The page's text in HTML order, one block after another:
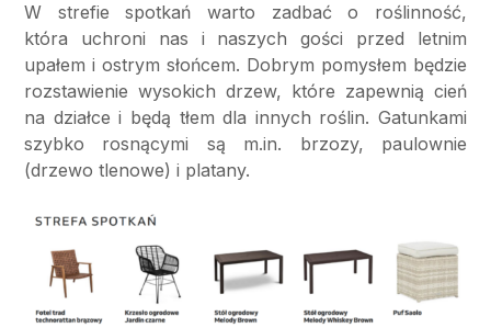
W strefie spotkań warto zadbać o roślinność,
która uchroni nas i naszych gości przed letnim
upałem i ostrym słońcem. Dobrym pomysłem będzie
rozstawienie wysokich drzew, które zapewnią cień
na działce i będą tłem dla innych roślin. Gatunkami
szybko rosnącymi są m.in. brzozy, paulownie
(drzewo tlenowe) i platany.